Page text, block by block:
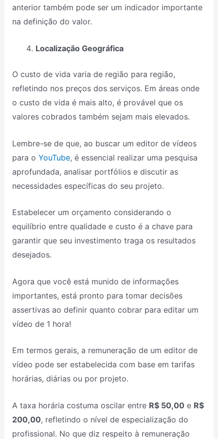
anterior também pode ser um indicador importante
na definição do valor.
Localização Geográfica
O custo de vida varia de região para região,
refletindo nos preços dos serviços. Em áreas onde
o custo de vida é mais alto, é provável que os
valores cobrados também sejam mais elevados.
Lembre-se de que, ao buscar um editor de vídeos
para o YouTube, é essencial realizar uma pesquisa
aprofundada, analisar portfólios e discutir as
necessidades específicas do seu projeto.
Estabelecer um orçamento considerando o
equilíbrio entre qualidade e custo é a chave para
garantir que seu investimento traga os resultados
desejados.
Agora que você está munido de informações
importantes, está pronto para tomar decisões
assertivas ao definir quanto cobrar para editar um
vídeo de 1 hora!
Em termos gerais, a remuneração de um editor de
vídeo pode ser estabelecida com base em tarifas
horárias, diárias ou por projeto.
A taxa horária costuma oscilar entre R$ 50,00e R$
200,00, refletindo o nível de especialização do
profissional. No que diz respeito à remuneração